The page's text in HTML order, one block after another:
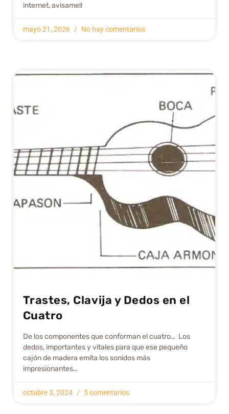
internet, avisame!!
mayo 21, 2026 No hay comentarios
Trastes, Clavija y Dedos en el
Cuatro
De los componentes que conforman el cuatro… Los
dedos, importantes y vitales para que ese pequeño
cajón de madera emita los sonidos más
impresionantes…
octubre 3, 2024 5 comentarios